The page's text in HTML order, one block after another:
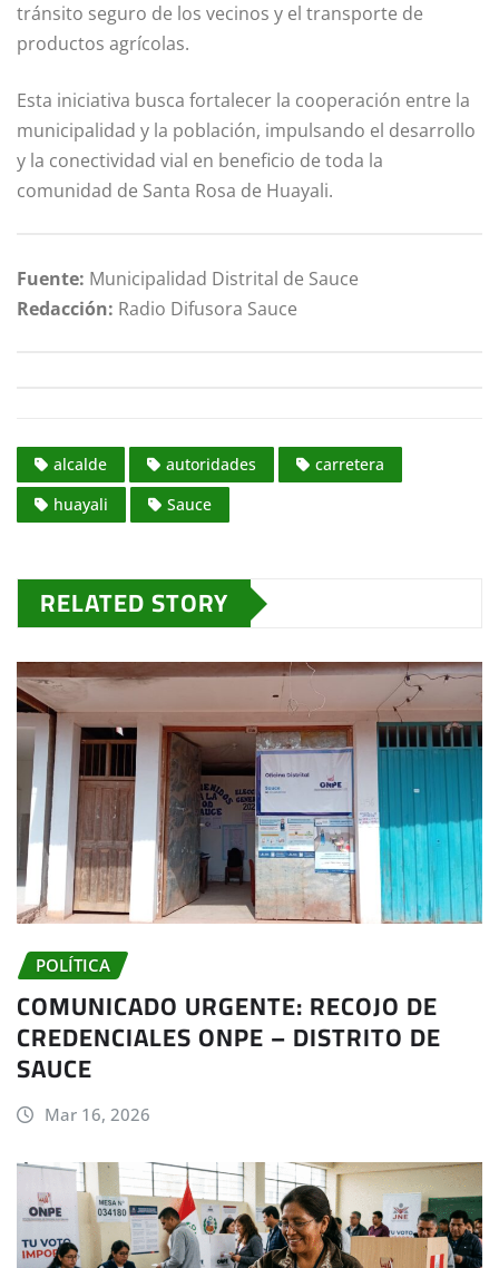
tránsito seguro de los vecinos y el transporte de
productos agrícolas.
Esta iniciativa busca fortalecer la cooperación entre la
municipalidad y la población, impulsando el desarrollo
y la conectividad vial en beneficio de toda la
comunidad de Santa Rosa de Huayali.
Fuente: Municipalidad Distrital de Sauce
Redacción: Radio Difusora Sauce
alcalde autoridades
carretera
huayali
Sauce
RELATED STORY
POLÍTICA
COMUNICADO URGENTE: RECOJO DE
CREDENCIALES ONPE – DISTRITO DE
SAUCE
Mar 16, 2026